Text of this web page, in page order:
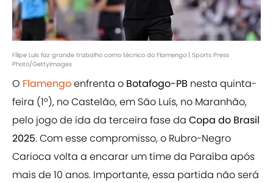
Filipe Luís faz grande trabalho como técnico do Flamengo | Sports Press
Photo/GettyImages
O Flamengoenfrenta o Botafogo-PB nesta quinta-
feira (1º), no Castelão, em São Luís, no Maranhão,
pelo jogo de ida da terceira fase da Copa do Brasil
2025. Com esse compromisso, o Rubro-Negro
Carioca volta a encarar um time da Paraíba após
mais de 10 anos. Importante, essa partida não será